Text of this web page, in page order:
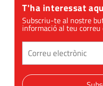
T'ha interessat
Subscriu-te al nostre
informació al teu